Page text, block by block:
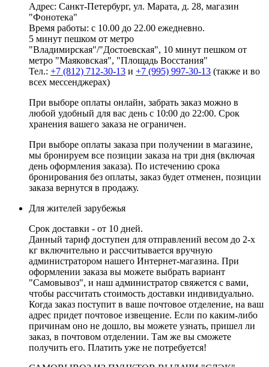
Адрес: Санкт-Петербург, ул. Марата, д. 28, магазин
"Фонотека"
Время работы: с 10.00 до 22.00 ежедневно.
5 минут пешком от метро
"Владимирская"/"Достоевская", 10 минут пешком от
метро "Маяковская", "Площадь Восстания"
Тел.: +7 (812) 712-30-13 и +7 (995) 997-30-13 (также и во
всех мессенджерах)
При выборе оплаты онлайн, забрать заказ можно в
любой удобный для вас день с 10:00 до 22:00. Срок
хранения вашего заказа не ограничен.
При выборе оплаты заказа при получении в магазине,
мы бронируем все позиции заказа на три дня (включая
день оформления заказа). По истечению срока
бронирования без оплаты, заказ будет отменен, позиции
заказа вернутся в продажу.
Для жителей зарубежья
Срок доставки - от 10 дней.
Данный тариф доступен для отправлений весом до 2-х
кг включительно и рассчитывается вручную
администратором нашего Интернет-магазина. При
оформлении заказа вы можете выбрать вариант
"Самовывоз", и наш администратор свяжется с вами,
чтобы рассчитать стоимость доставки индивидуально.
Когда заказ поступит в ваше почтовое отделение, на ваш
адрес придет почтовое извещение. Если по каким-либо
причинам оно не дошло, вы можете узнать, пришел ли
заказ, в почтовом отделении. Там же вы сможете
получить его. Платить уже не потребуется!